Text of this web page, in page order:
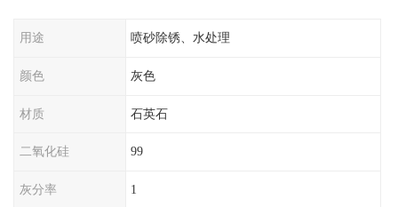
用途 喷砂除锈、水处理
颜色 灰色
材质 石英石
二氧化硅 99
灰分率 1